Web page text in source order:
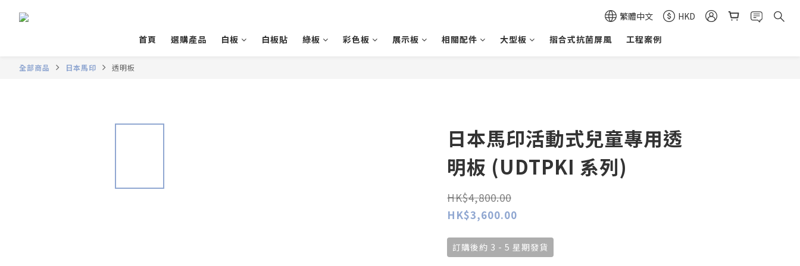
繁體中文
HKD
首頁
選購產品 白板 白板貼 綠板 彩色板 展示板 相關配件 大型板 摺合式抗菌屏風 工程案例
全部商品 日本馬印 透明板
日本馬印活動式兒童專用透
明板 (UDTPKI 系列)
HK$4,800.00
HK$3,600.00
訂購後約 3 - 5 星期發貨